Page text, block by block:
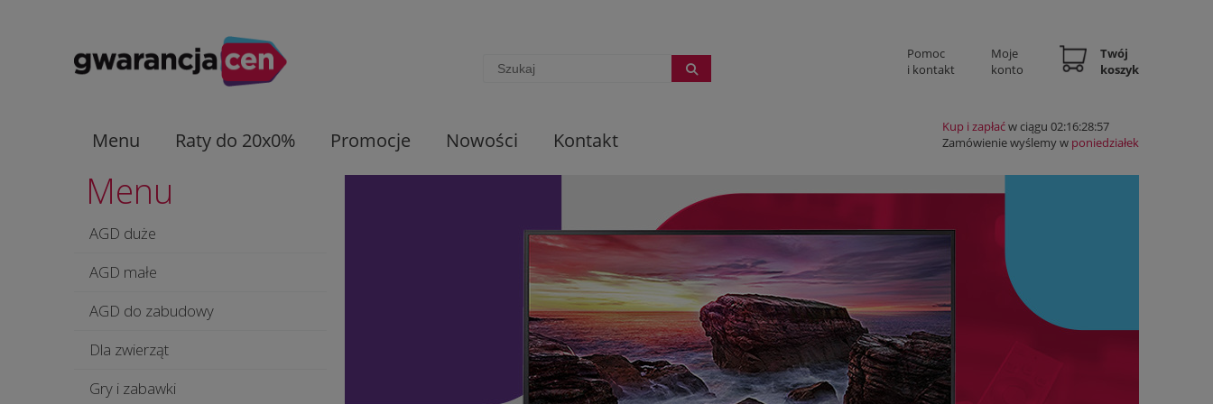
Pomoc
i kontakt
Moje
konto
Twój
koszyk
Menu Raty do 20x0% Promocje Nowości Kontakt
Kup i zapłaćw ciągu 02:16:28:56
Zamówienie wyślemy w poniedziałek
Menu
AGD duże
AGD małe
AGD do zabudowy
Dla zwierząt
Gry i zabawki